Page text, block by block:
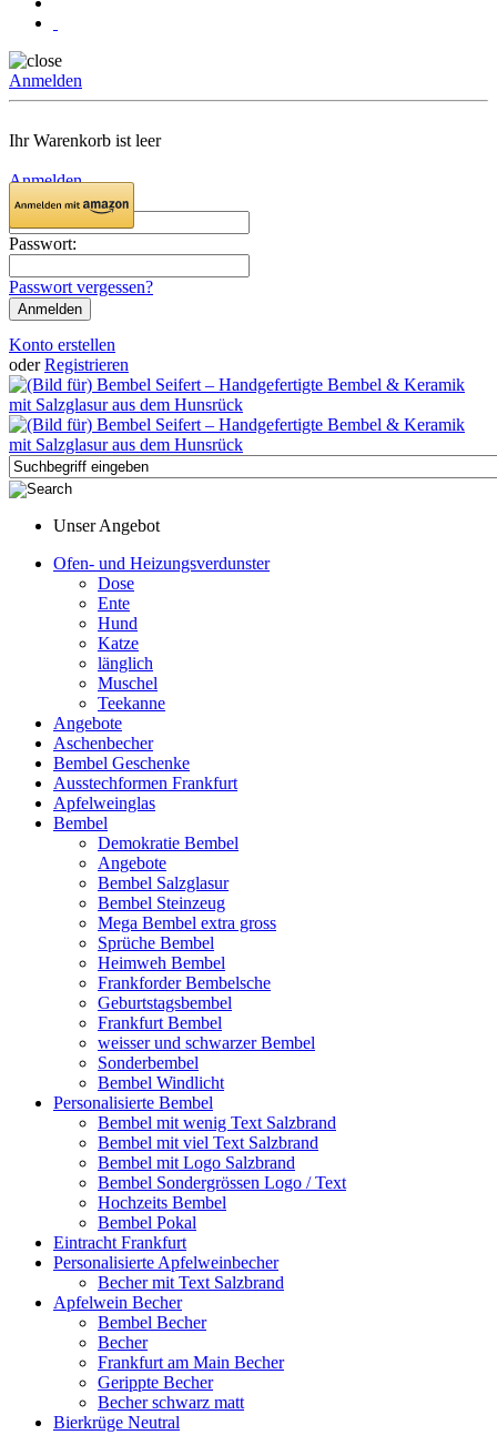
Anmelden
Ihr Warenkorb ist leer
Anmelden
Email:
Passwort:
Passwort vergessen?
Konto erstellen
oder Registrieren
Unser Angebot
Ofen- und Heizungsverdunster
Dose
Ente
Hund
Katze
länglich
Muschel
Teekanne
Angebote
Aschenbecher
Bembel Geschenke
Ausstechformen Frankfurt
Apfelweinglas
Bembel
Demokratie Bembel
Angebote
Bembel Salzglasur
Bembel Steinzeug
Mega Bembel extra gross
Sprüche Bembel
Heimweh Bembel
Frankforder Bembelsche
Geburtstagsbembel
Frankfurt Bembel
weisser und schwarzer Bembel
Sonderbembel
Bembel Windlicht
Personalisierte Bembel
Bembel mit wenig Text Salzbrand
Bembel mit viel Text Salzbrand
Bembel mit Logo Salzbrand
Bembel Sondergrössen Logo / Text
Hochzeits Bembel
Bembel Pokal
Eintracht Frankfurt
Personalisierte Apfelweinbecher
Becher mit Text Salzbrand
Apfelwein Becher
Bembel Becher
Becher
Frankfurt am Main Becher
Gerippte Becher
Becher schwarz matt
Bierkrüge Neutral